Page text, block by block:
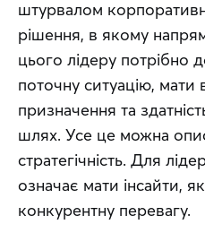
штурвалом
рішення, в якому
цього лідеру потрібно
поточну ситуацію, мати
призначення та
шлях. Усе це можна
стратегічність. Для
означає мати інсайти,
конкурентну перевагу.